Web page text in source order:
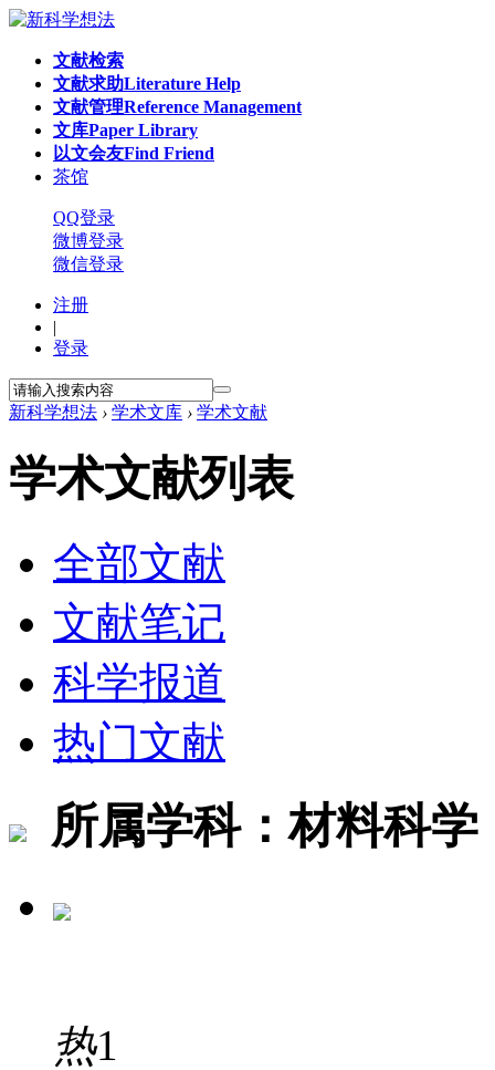
文献检索
文献求助Literature Help
文献管理Reference Management
文库Paper Library
以文会友Find Friend
茶馆
QQ登录
微博登录
微信登录
注册
|
登录
新科学想法 › 学术文库 › 学术文献
学术文献列表
全部文献
文献笔记
科学报道
热门文献
所属学科：材料科学
热1